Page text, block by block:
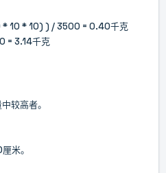
* 10 * 10) ) / 3500 = 0.40千克
= 3.14千克
较高者。
米。